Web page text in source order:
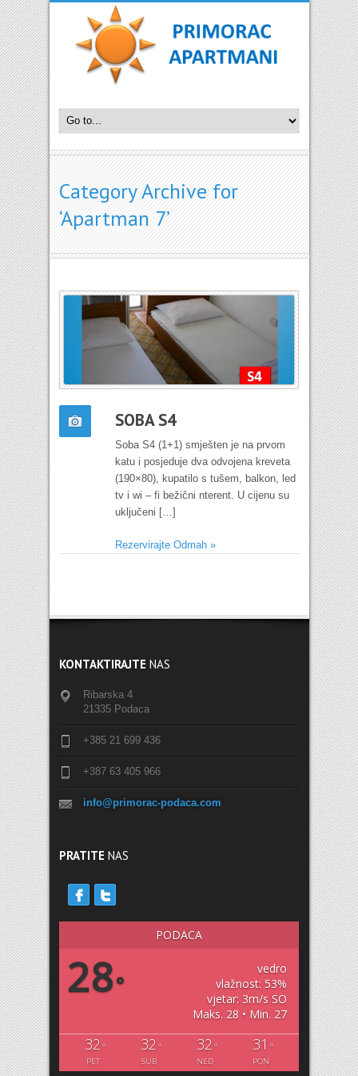
Category Archive for
‘Apartman 7’
SOBA S4
Soba S4 (1+1) smješten je na prvom
katu i posjeduje dva odvojena kreveta
(190×80), kupatilo s tušem, balkon, led
tv i wi – fi bežični nterent. U cijenu su
uključeni […]
Rezervirajte Odmah »
KONTAKTIRAJTE NAS
Ribarska 4
21335 Podaca
+385 21 699 436
+387 63 405 966
info@primorac-podaca.com
PRATITE NAS
PODACA
28°
vedro
vlažnost: 53%
vjetar: 3m/s SO
Maks. 28 • Min. 27
32 °
PET
32 °
SUB
32 °
NED
31 °
PON